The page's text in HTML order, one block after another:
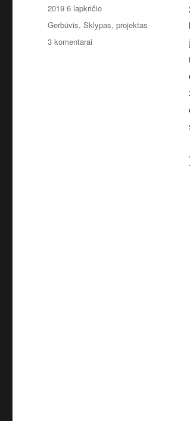
Paskelbta
2019 6 lapkričio
Kategorijos
Gerbūvis,Sklypas, projektas
3 komentarai